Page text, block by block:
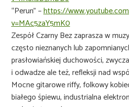
“Perun” –https://
v=MAc5zaY5mK0
Zespół Czarny Bez zaprasza w
często nieznanych lub
prasłowiańskiej duchowości,
i odwadze ale też, refleksji nad
Mocne gitarowe riffy, folkowy
białego śpiewu, industrialna